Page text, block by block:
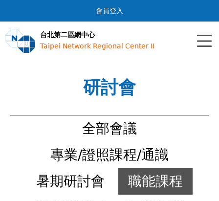
Jump to navigation
會員登入
台北第二區網中心
Taipei Network Regional Center II
研討會
全部會議
專業/證照課程/通識
暑期研討會
職能課程